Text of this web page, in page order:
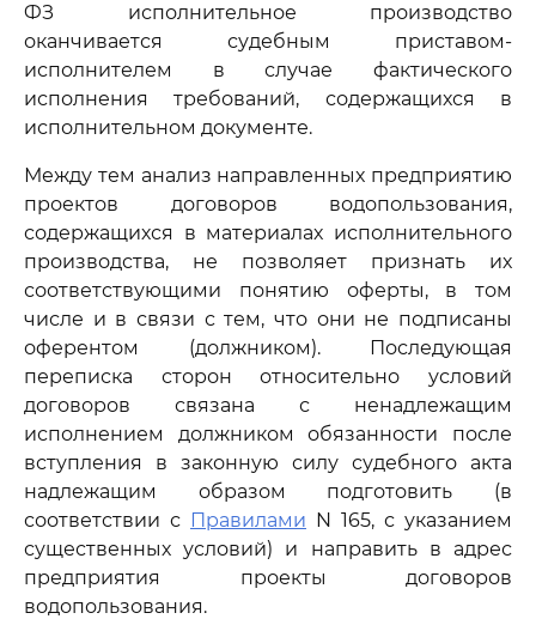
ФЗ исполнительное производство
оканчивается судебным приставом-
исполнителем в случае фактического
исполнения требований, содержащихся в
исполнительном документе.
Между тем анализ направленных предприятию
проектов договоров водопользования,
содержащихся в материалах исполнительного
производства, не позволяет признать их
соответствующими понятию оферты, в том
числе и в связи с тем, что они не подписаны
оферентом (должником). Последующая
переписка сторон относительно условий
договоров связана с ненадлежащим
исполнением должником обязанности после
вступления в законную силу судебного акта
надлежащим образом подготовить (в
соответствии с Правилами N 165, с указанием
существенных условий) и направить в адрес
предприятия проекты договоров
водопользования.